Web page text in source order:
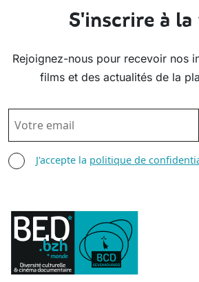
S'inscrire à
Rejoignez-nous pour recevoir nos
films et des actualités de la
EMAIL
AGREE TERMS
J'accepte la politique de